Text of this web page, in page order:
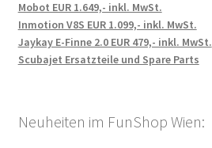
Mobot EUR 1.649,- inkl. MwSt.
Inmotion V8S EUR 1.099,- inkl. MwSt.
Jaykay E-Finne 2.0 EUR 479,- inkl. MwSt.
Scubajet Ersatzteile und Spare Parts
Neuheiten im FunShop Wien: